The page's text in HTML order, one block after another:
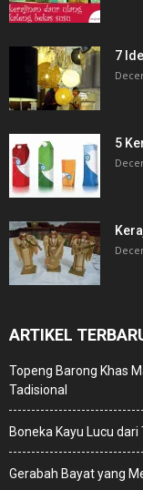
7
5
ARTIKEL
Topeng Barong Khas
Tadisional
Boneka Kayu Lucu
Gerabah Bayat yang